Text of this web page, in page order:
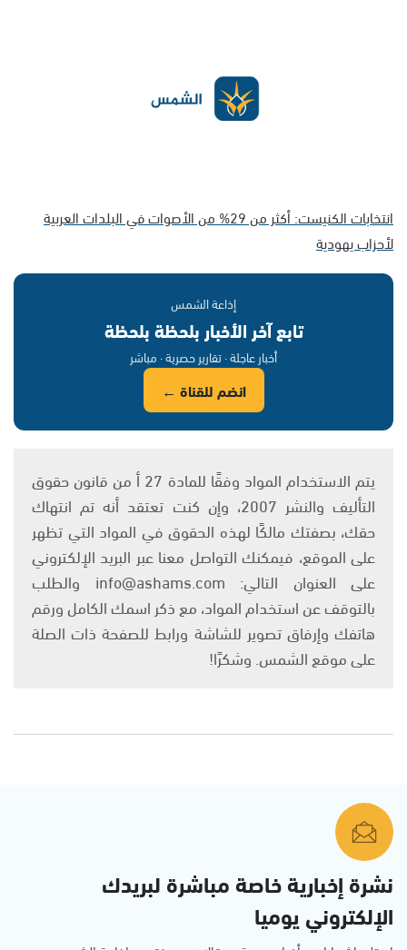
انتخابات الكنيست: أكثر من 29% من الأصوات في البلدات العربية
لأحزاب يهودية
إذاعة الشمس
تابع آخر الأخبار بلحظة بلحظة
أخبار عاجلة · تقارير حصرية · مباشر
انضم للقناة ←
يتم الاستخدام المواد وفقًا للمادة 27 أ من قانون حقوق
التأليف والنشر 2007، وإن كنت تعتقد أنه تم انتهاك
حقك، بصفتك مالكًا لهذه الحقوق في المواد التي تظهر
على الموقع، فيمكنك التواصل معنا عبر البريد الإلكتروني
على العنوان التالي: info@ashams.com والطلب
بالتوقف عن استخدام المواد، مع ذكر اسمك الكامل ورقم
هاتفك وإرفاق تصوير للشاشة ورابط للصفحة ذات الصلة
على موقع الشمس. وشكرًا!
نشرة إخبارية خاصة مباشرة لبريدك
الإلكتروني يوميا